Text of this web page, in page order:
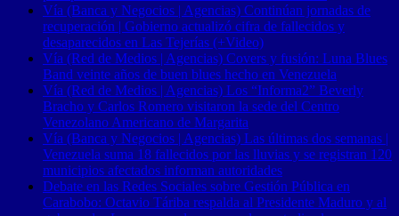
Vía (Banca y Negocios | Agencias) Continúan jornadas de
recuperación | Gobierno actualizó cifra de fallecidos y
desaparecidos en Las Tejerías (+Video)
Vía (Red de Medios | Agencias) Covers y fusión: Luna Blues
Band veinte años de buen blues hecho en Venezuela
Vía (Red de Medios | Agencias) Los “Informa2” Beverly
Bracho y Carlos Romero visitaron la sede del Centro
Venezolano Americano de Margarita
Vía (Banca y Negocios | Agencias) Las últimas dos semanas |
Venezuela suma 18 fallecidos por las lluvias y se registran 120
municipios afectados informan autoridades
Debate en las Redes Sociales sobre Gestión Pública en
Carabobo: Octavio Táriba respalda al Presidente Maduro y al